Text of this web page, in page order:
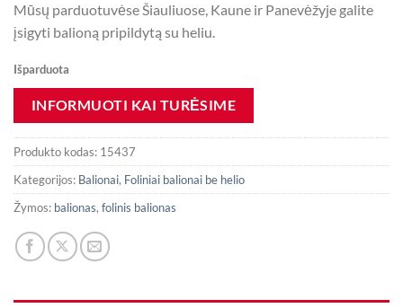
Mūsų parduotuvėse Šiauliuose, Kaune ir Panevėžyje galite
įsigyti balioną pripildytą su heliu.
Išparduota
Produkto kodas: 15437
Kategorijos: Balionai, Foliniai balionai be helio
Žymos: balionas, folinis balionas